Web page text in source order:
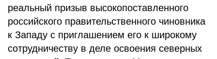
реальный призыв высокопоставленного
российского правительственного чиновника
к Западу с приглашением его к широкому
сотрудничеству в деле освоения северных